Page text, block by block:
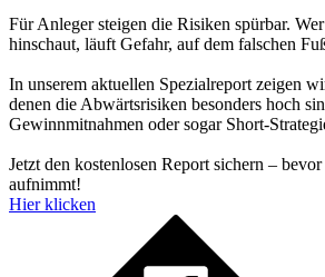
Für Anleger steigen die Risiken spürbar.
hinschaut, läuft Gefahr, auf dem falschen
In unserem aktuellen Spezialreport zeigen
denen die Abwärtsrisiken besonders hoch
Gewinnmitnahmen oder sogar Short-
Jetzt den kostenlosen Report sichern –
aufnimmt!
Hier klicken